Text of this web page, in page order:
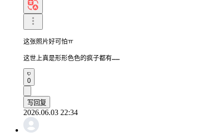
这张照片好可怕ㅠ
这世上真是形形色色的疯子都有……
0
写回复
2026.06.03 22:34